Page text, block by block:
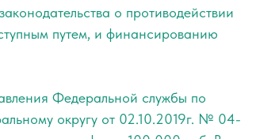
о противодействии
путем, и финансированию
Федеральной службы по
округу от 02.10.2019г. № 04-